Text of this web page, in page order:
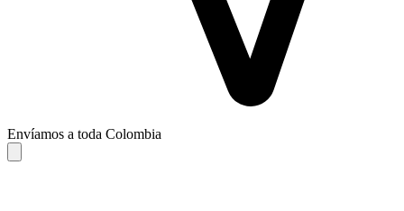
Envíamos a toda Colombia